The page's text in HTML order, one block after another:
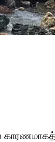
காரணமாகத்